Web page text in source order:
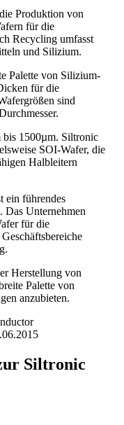
Produktion von
für die
Recycling umfasst
und Silizium.
Palette von Silizium-
für die
sind
1500µm. Siltronic
SOI-Wafer, die
Halbleitern
ein führendes
Das Unternehmen
für die
Herstellung von
Palette von
anzubieten.
Siltronic